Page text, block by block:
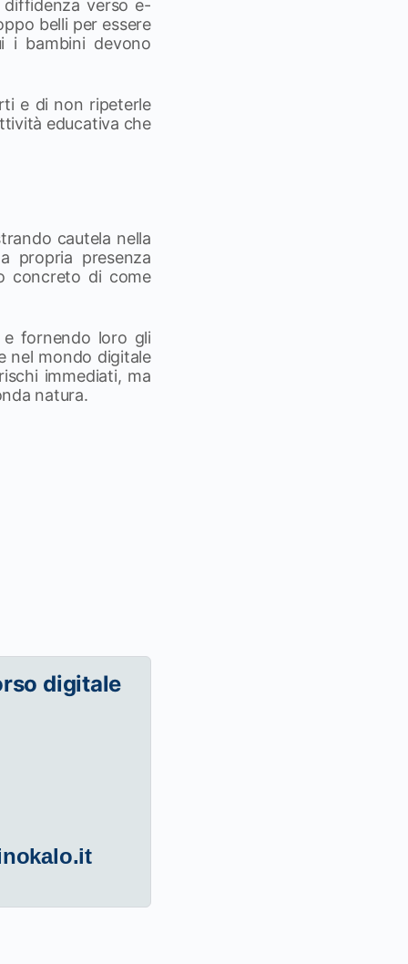
diffidenza verso e-
belli per essere
i bambini devono
e di non ripeterle
educativa che
cautela nella
propria presenza
concreto di come
e fornendo loro gli
nel mondo digitale
immediati, ma
natura.
digitale